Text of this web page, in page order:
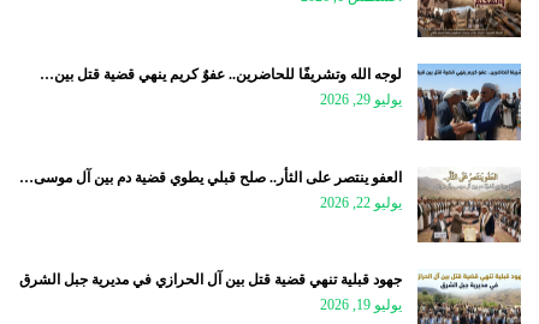
لوجه الله وتشريفًا للحاضرين.. عفوٌ كريم ينهي قضية قتل بين…
يوليو 29, 2026
العفو ينتصر على الثأر.. صلح قبلي يطوي قضية دم بين آل موسى…
يوليو 22, 2026
جهود قبلية تنهي قضية قتل بين آل الحرازي في مديرية جبل الشرق
يوليو 19, 2026